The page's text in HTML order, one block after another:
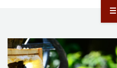
ACTUALITÉS